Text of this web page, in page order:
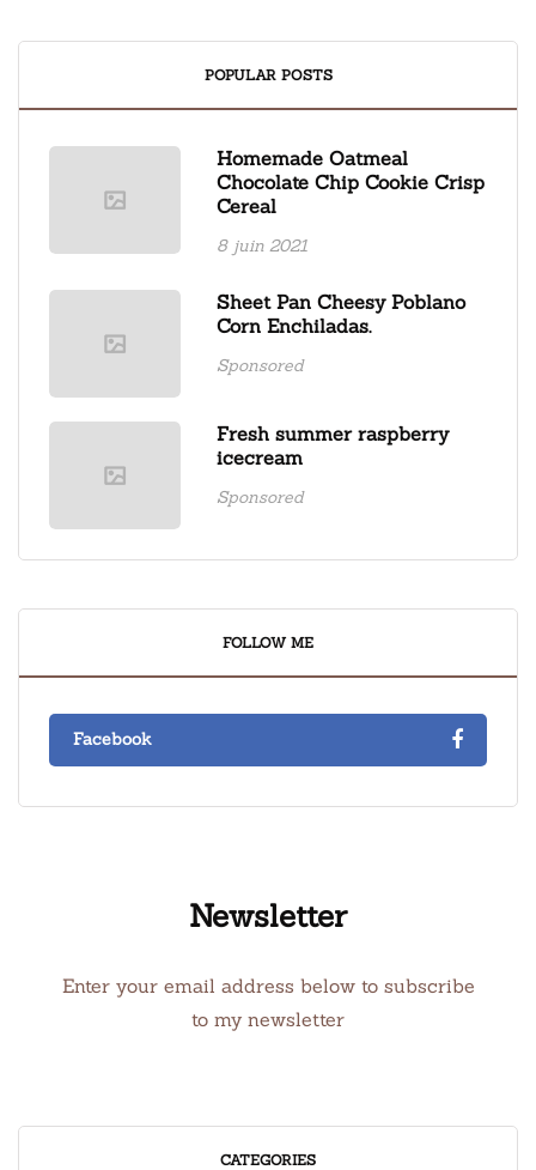
POPULAR POSTS
Homemade Oatmeal
Chocolate Chip Cookie Crisp
Cereal
8 juin 2021
Sheet Pan Cheesy Poblano
Corn Enchiladas.
Sponsored
Fresh summer raspberry
icecream
Sponsored
FOLLOW ME
Facebook
Newsletter
Enter your email address below to subscribe
to my newsletter
CATEGORIES